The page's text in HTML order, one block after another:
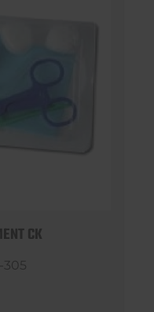
CK
305